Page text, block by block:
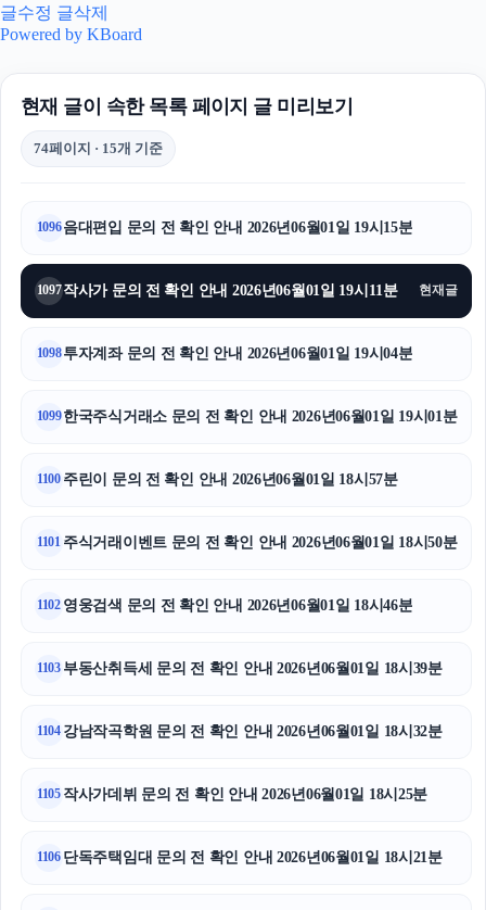
폰테크
대안학교
대구이혼전문변호사
글수정 글삭제
Powered by KBoard
현재 글이 속한 목록 페이지 글 미리보기
74페이지 · 15개 기준
1096음대편입 문의 전 확인 안내 2026년06월01일 19시15분
1097작사가 문의 전 확인 안내 2026년06월01일 19시11분 현재글
1098투자계좌 문의 전 확인 안내 2026년06월01일 19시04분
1099한국주식거래소 문의 전 확인 안내 2026년06월01일 19시01분
1100 주린이 문의 전 확인 안내 2026년06월01일 18시57분
1101 주식거래이벤트 문의 전 확인 안내 2026년06월01일 18시50분
1102 영웅검색 문의 전 확인 안내 2026년06월01일 18시46분
1103 부동산취득세 문의 전 확인 안내 2026년06월01일 18시39분
1104 강남작곡학원 문의 전 확인 안내 2026년06월01일 18시32분
1105 작사가데뷔 문의 전 확인 안내 2026년06월01일 18시25분
1106 단독주택임대 문의 전 확인 안내 2026년06월01일 18시21분